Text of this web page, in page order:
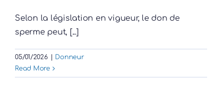
Selon la législation en vigueur, le don de
sperme peut, [...]
05/01/2026
Donneur
Read More